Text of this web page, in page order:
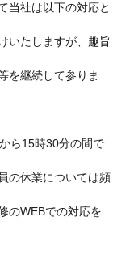
当社は以下の対応と
いたしますが、趣旨
を継続して参りま
ら15時30分の間で
の休業については頻
のWEBでの対応を